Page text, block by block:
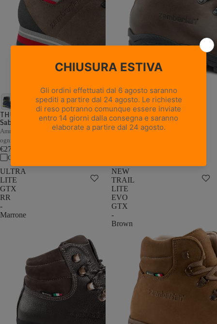
THUNDER GTX - Marrone /
Sabbia
Ammortizzazione e stabilità adattive a
ogni passo
€279,00
Confronta
18 recensioni
NEW TRAIL LITE GTX -
Marrone Nocciola
Pelle pieno fiore con trattamento
Hydrobloc®
ULTRA
LITE
GTX
RR
-
Marrone
NEW
TRAIL
LITE
EVO
GTX
-
Brown